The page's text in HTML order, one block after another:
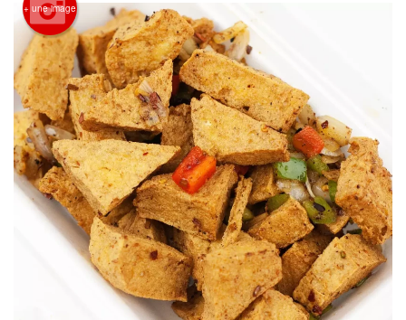
Inscription
Panier (0)
Rechercher
+ une image